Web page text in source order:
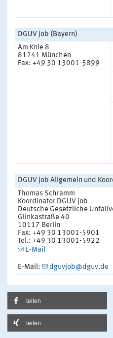
DGUV job (Bayern)
Am Knie 8
81241 München
Fax: +49 30 13001-5899
DGUV job Allgemein und
Thomas Schramm
Koordinator DGUV job
Deutsche Gesetzliche
Glinkastraße 40
10117 Berlin
Fax: +49 30 13001-5901
Tel.: +49 30 13001-5922
E-Mail
E-Mail: dguvjob@dguv.de
teilen
teilen